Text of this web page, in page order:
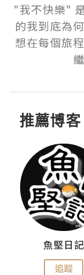
"我不快樂"
的我到底為
想在每個旅
推薦博客
魚堅日記
追蹤